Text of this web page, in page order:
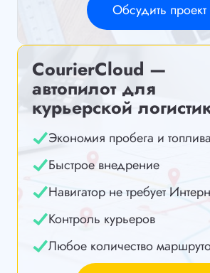
Обсудить проект
CourierCloud —
автопилот для
курьерской
Экономия пробега и топлива
Быстрое внедрение
Навигатор не требует
Контроль курьеров
Любое количество